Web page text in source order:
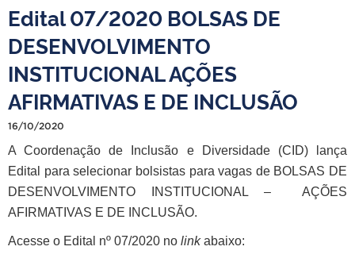
Edital 07/2020 BOLSAS DE
DESENVOLVIMENTO
INSTITUCIONAL AÇÕES
AFIRMATIVAS E DE INCLUSÃO
16/10/2020
A Coordenação de Inclusão e Diversidade (CID) lança
Edital para selecionar bolsistas para vagas de BOLSAS DE
DESENVOLVIMENTO INSTITUCIONAL – AÇÕES
AFIRMATIVAS E DE INCLUSÃO.
Acesse o Edital nº 07/2020 no linkabaixo: